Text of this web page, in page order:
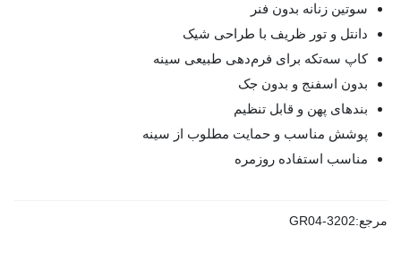
سوتین زنانه بدون فنر
دانتل و تور ظریف با طراحی شیک
کاپ سه‌تکه برای فرم‌دهی طبیعی سینه
بدون اسفنج و بدون جک
بندهای پهن و قابل تنظیم
پوشش مناسب و حمایت مطلوب از سینه
مناسب استفاده روزمره
مرجع:GR04-3202